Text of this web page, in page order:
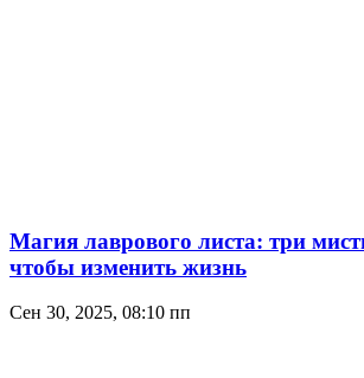
Магия лаврового листа: три
чтобы изменить жизнь
Сен 30, 2025, 08:10 пп